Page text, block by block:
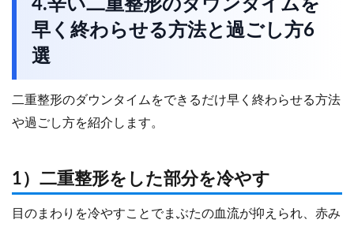
4.辛い二重整形のダウンタイムを
早く終わらせる方法と過ごし方6
選
二重整形のダウンタイムをできるだけ早く終わらせる方法
や過ごし方を紹介します。
1）二重整形をした部分を冷やす
目のまわりを冷やすことでまぶたの血流が抑えられ、赤み